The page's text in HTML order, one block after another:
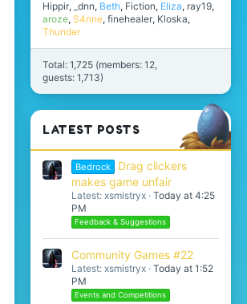
Hippir _dnn Beth Fiction Eliza ray19
aroze S4nne finehealer Kloska
Thunder
Total: 1,725 (members: 12,
guests: 1,713)
LATEST POSTS
Bedrock
Drag clickers
makes game unfair
Latest: xsmistryx Today at 4:25
PM
Feedback & Suggestions
Community Games #22
Latest: xsmistryx Today at 1:52
PM
Events and Competitions